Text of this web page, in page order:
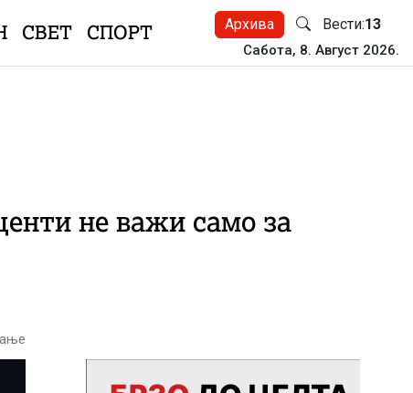
СВЕТ СПОРТ Архива Вести:13
Сабота, 8. Август 2026.
не важи само за